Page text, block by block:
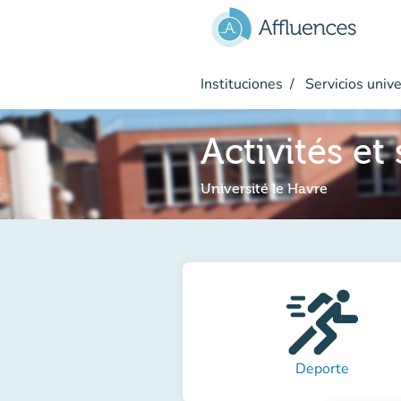
Instituciones Servicios
Activités et
Université le Havre
Deporte